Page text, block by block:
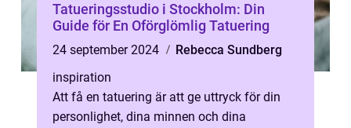
Tatueringsstudio i Stockholm: Din
Guide för En Oförglömlig Tatuering
24 september 2024
Rebecca Sundberg
inspiration
Att få en tatuering är att ge uttryck för din
personlighet, dina minnen och dina